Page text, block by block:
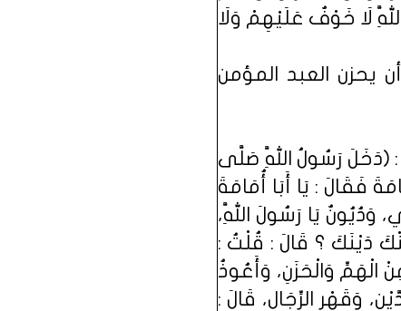
(أَلَا إِنَّ أَوْلِيَاءَ اللَّهِ لَا خَوْفٌ عَلَيْهِمْ وَلَا
يحزن العبد المؤمن
(دَخَلَ رَسُولُ اللَّهِ صَلَّى
فَقَالَ : يَا أَبَا أُمَامَةَ
يَا رَسُولَ اللَّهِ،
دَيْنَكَ ؟ قَالَ : قُلْتُ :
الْهَمِّ وَالْحَزَنِ، وَأَعُوذُ
وَقَهْرِ الرِّجَالِ، قَالَ :